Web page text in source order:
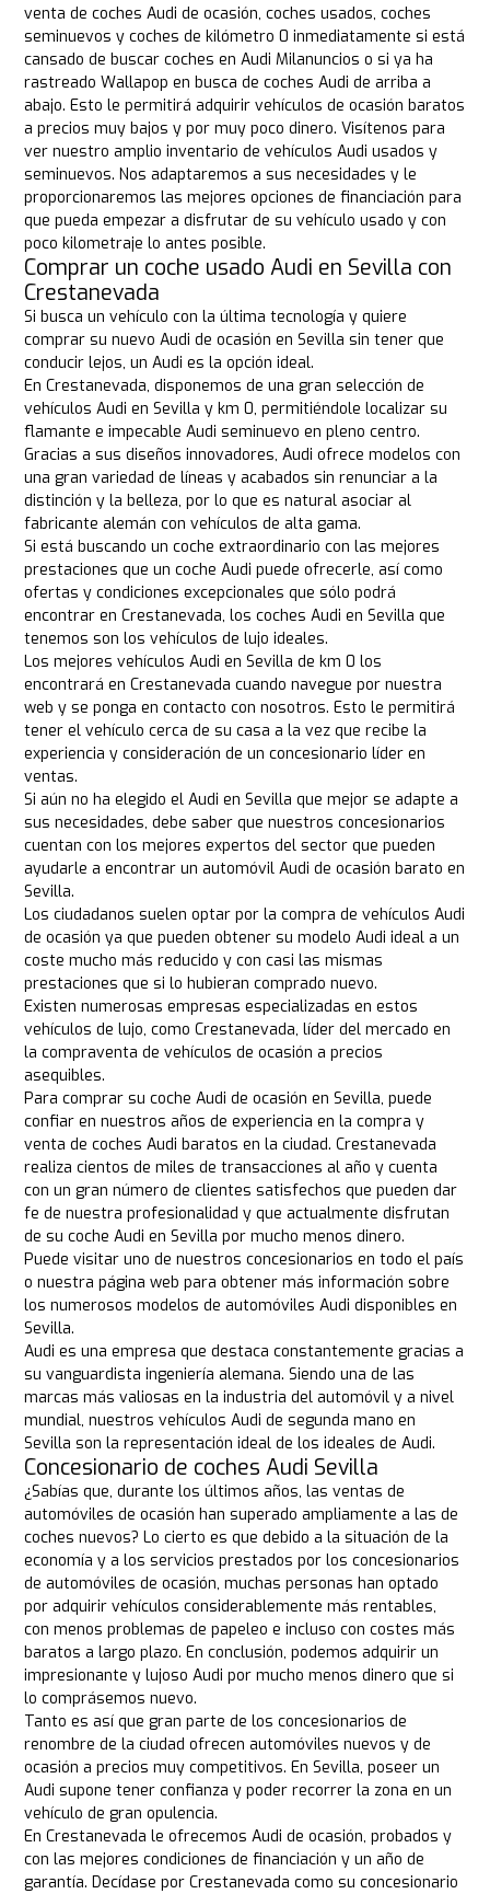
venta de coches Audi de ocasión, coches usados, coches
seminuevos y coches de kilómetro 0 inmediatamente si está
cansado de buscar coches en Audi Milanuncios o si ya ha
rastreado Wallapop en busca de coches Audi de arriba a
abajo. Esto le permitirá adquirir vehículos de ocasión baratos
a precios muy bajos y por muy poco dinero. Visítenos para
ver nuestro amplio inventario de vehículos Audi usados y
seminuevos. Nos adaptaremos a sus necesidades y le
proporcionaremos las mejores opciones de financiación para
que pueda empezar a disfrutar de su vehículo usado y con
poco kilometraje lo antes posible.
Comprar un coche usado Audi en Sevilla con
Crestanevada
Si busca un vehículo con la última tecnología y quiere
comprar su nuevo Audi de ocasión en Sevilla sin tener que
conducir lejos, un Audi es la opción ideal.
En Crestanevada, disponemos de una gran selección de
vehículos Audi en Sevilla y km 0, permitiéndole localizar su
flamante e impecable Audi seminuevo en pleno centro.
Gracias a sus diseños innovadores, Audi ofrece modelos con
una gran variedad de líneas y acabados sin renunciar a la
distinción y la belleza, por lo que es natural asociar al
fabricante alemán con vehículos de alta gama.
Si está buscando un coche extraordinario con las mejores
prestaciones que un coche Audi puede ofrecerle, así como
ofertas y condiciones excepcionales que sólo podrá
encontrar en Crestanevada, los coches Audi en Sevilla que
tenemos son los vehículos de lujo ideales.
Los mejores vehículos Audi en Sevilla de km 0 los
encontrará en Crestanevada cuando navegue por nuestra
web y se ponga en contacto con nosotros. Esto le permitirá
tener el vehículo cerca de su casa a la vez que recibe la
experiencia y consideración de un concesionario líder en
ventas.
Si aún no ha elegido el Audi en Sevilla que mejor se adapte a
sus necesidades, debe saber que nuestros concesionarios
cuentan con los mejores expertos del sector que pueden
ayudarle a encontrar un automóvil Audi de ocasión barato en
Sevilla.
Los ciudadanos suelen optar por la compra de vehículos Audi
de ocasión ya que pueden obtener su modelo Audi ideal a un
coste mucho más reducido y con casi las mismas
prestaciones que si lo hubieran comprado nuevo.
Existen numerosas empresas especializadas en estos
vehículos de lujo, como Crestanevada, líder del mercado en
la compraventa de vehículos de ocasión a precios
asequibles.
Para comprar su coche Audi de ocasión en Sevilla, puede
confiar en nuestros años de experiencia en la compra y
venta de coches Audi baratos en la ciudad. Crestanevada
realiza cientos de miles de transacciones al año y cuenta
con un gran número de clientes satisfechos que pueden dar
fe de nuestra profesionalidad y que actualmente disfrutan
de su coche Audi en Sevilla por mucho menos dinero.
Puede visitar uno de nuestros concesionarios en todo el país
o nuestra página web para obtener más información sobre
los numerosos modelos de automóviles Audi disponibles en
Sevilla.
Audi es una empresa que destaca constantemente gracias a
su vanguardista ingeniería alemana. Siendo una de las
marcas más valiosas en la industria del automóvil y a nivel
mundial, nuestros vehículos Audi de segunda mano en
Sevilla son la representación ideal de los ideales de Audi.
Concesionario de coches Audi Sevilla
¿Sabías que, durante los últimos años, las ventas de
automóviles de ocasión han superado ampliamente a las de
coches nuevos? Lo cierto es que debido a la situación de la
economía y a los servicios prestados por los concesionarios
de automóviles de ocasión, muchas personas han optado
por adquirir vehículos considerablemente más rentables,
con menos problemas de papeleo e incluso con costes más
baratos a largo plazo. En conclusión, podemos adquirir un
impresionante y lujoso Audi por mucho menos dinero que si
lo comprásemos nuevo.
Tanto es así que gran parte de los concesionarios de
renombre de la ciudad ofrecen automóviles nuevos y de
ocasión a precios muy competitivos. En Sevilla, poseer un
Audi supone tener confianza y poder recorrer la zona en un
vehículo de gran opulencia.
En Crestanevada le ofrecemos Audi de ocasión, probados y
con las mejores condiciones de financiación y un año de
garantía. Decídase por Crestanevada como su concesionario